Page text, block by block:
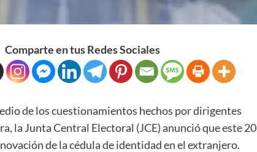
Comparte en tus Redes Sociales
de los cuestionamientos hechos por dirigentes
la Junta Central Electoral (JCE) anunció que este 20
de la cédula de identidad en el extranjero.